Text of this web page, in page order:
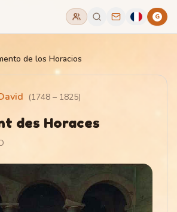
G
de los Horacios
(1748 – 1825)
des Horaces